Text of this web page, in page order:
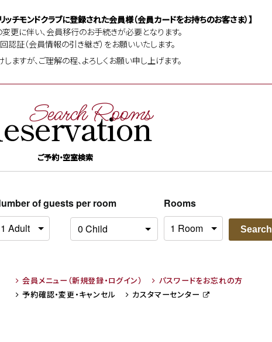
ッチモンドクラブに登録された会員様（会員カードをお持ちのお客さま）】
更に伴い、会員移行のお手続きが必要となります。
認証（会員情報の引き継ぎ）をお願いいたします。
ますが、ご理解の程、よろしくお願い申し上げます。
Search Rooms
ご予約・空室検索
of guests per room Rooms
Search
会員メニュー （新規登録・ログイン）
パスワードをお忘れの方
予約確認・変更・キャンセル カスタマーセンター